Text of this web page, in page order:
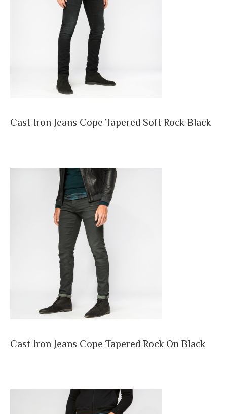
Cast Iron Jeans Cope Tapered Soft Rock Black
Cast Iron Jeans Cope Tapered Rock On Black